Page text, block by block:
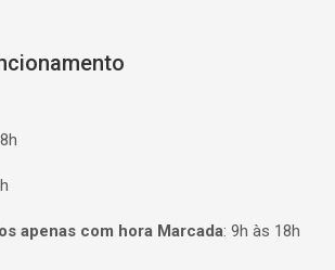
apenas com hora Marcada: 9h às 18h